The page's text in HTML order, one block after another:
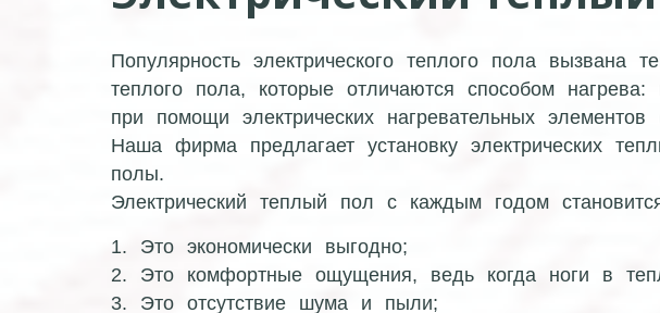
Популярность электрического теплого пола
теплого пола, которые отличаются способом
при помощи электрических нагревательных
Наша фирма предлагает установку электрических
полы.
Электрический теплый пол с каждым годом
1. Это экономически выгодно;
2. Это комфортные ощущения, ведь когда ноги в
3. Это отсутствие шума и пыли;